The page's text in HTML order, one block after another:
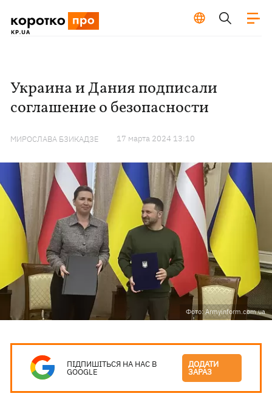
Украина и Дания подписали
соглашение о безопасности
МИРОСЛАВА БЗИКАДЗЕ 17 марта 2024 13:10
Фото: Armyinform.com.ua
ПІДПИШІТЬСЯ НА НАС В
GOOGLE
ДОДАТИ
ЗАРАЗ